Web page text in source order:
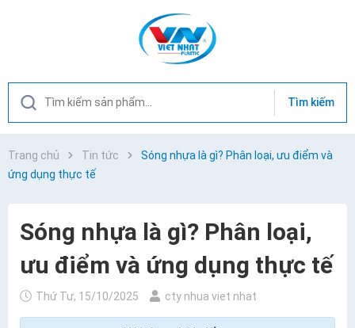
Tìm kiếm
Trang chủ Tin tức
Sóng nhựa là gì? Phân loại, ưu điểm và
ứng dụng thực tế
Sóng nhựa là gì? Phân loại,
ưu điểm và ứng dụng thực tế
Thứ Tư, 15/10/2025 cty nhua viet nhat